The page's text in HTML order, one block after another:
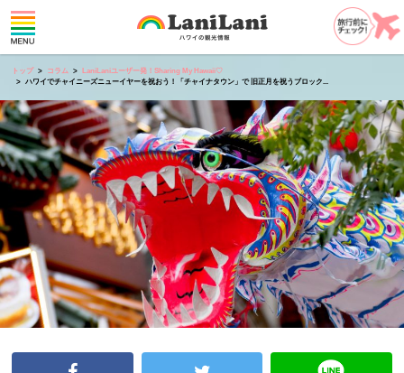
トップ コラム
LaniLaniユーザー発！Sharing My Hawaii♡
ハワイでチャイニーズニューイヤーを祝おう！「チャイナタウン」で 旧正月を祝うブロック...